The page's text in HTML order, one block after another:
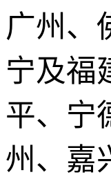
广州、
宁及福
平、宁
州、嘉